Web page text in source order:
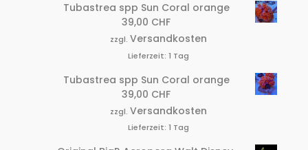
Tubastrea spp Sun Coral orange
39,00 CHF
zzgl.Versandkosten
Lieferzeit:1 Tag
Tubastrea spp Sun Coral orange
39,00 CHF
zzgl.Versandkosten
Lieferzeit:1 Tag